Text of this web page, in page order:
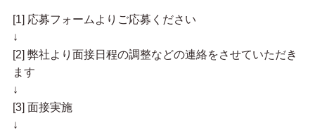
[1] 応募フォームよりご応募ください
↓
[2] 弊社より面接日程の調整などの連絡をさせていただき
ます
↓
[3] 面接実施
↓